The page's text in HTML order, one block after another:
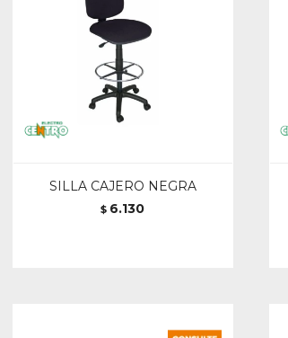
SILLA CAJERO NEGRA
$ 6.130